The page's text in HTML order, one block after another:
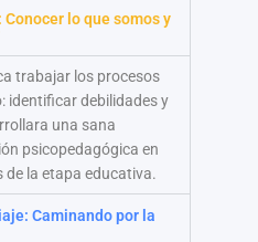
lo que somos y
trabajar los procesos
identificar debilidades y
una sana
psicopedagógica en
de la etapa educativa.
Caminando por la